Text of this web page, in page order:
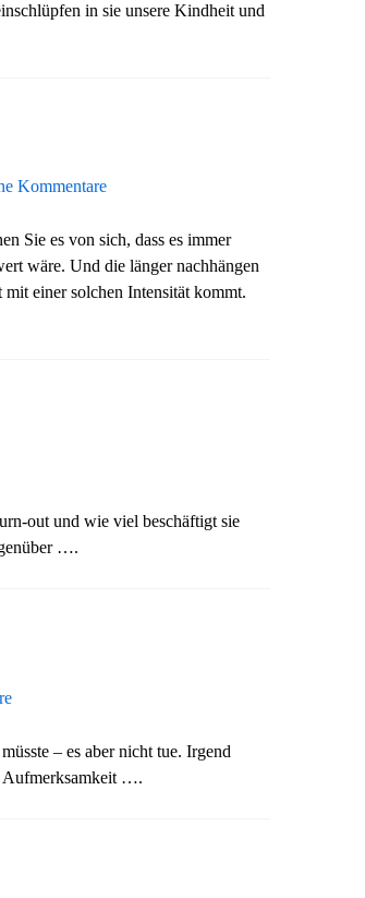
in sie unsere Kindheit und
Kommentare
Sie es von sich, dass es immer
wäre. Und die länger nachhängen
einer solchen Intensität kommt.
out und wie viel beschäftigt sie
….
– es aber nicht tue. Irgend
Aufmerksamkeit ….